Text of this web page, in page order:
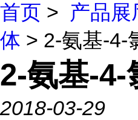
首页 > 产品展
体 > 2-氨基-4-
2-氨基-4-
2018-03-29